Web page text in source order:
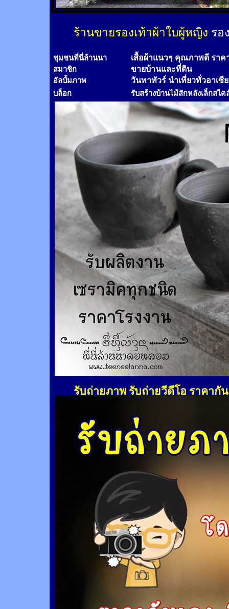
ร้านขายรองเท้าผ้าใบผู้หญิง รอ
ชุมชนที่นี่ล้านนา เสื้อผ้าแนวๆ คุณภาพดี ราค
สมาชิก ขายบ้านและที่ดิน
อัลบั้มภาพ วันทาทัวร์ นำเที่ยวทั่วอาเซี
บล็อก รับสร้างบ้านไม้สักหลังเล็กสไต
รับถ่ายภาพ รับถ่ายวีดีโอ ราคากั